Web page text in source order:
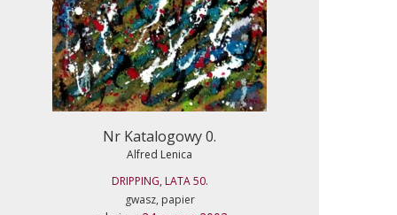
Nr Katalogowy 0.
Alfred Lenica
DRIPPING, LATA 50.
gwasz, papier